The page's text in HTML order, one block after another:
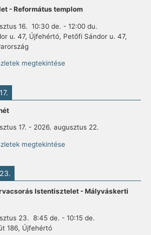
- Református templom
16. 10:30 de. - 12:00 du.
u. 47, Újfehértó, Petőfi Sándor u. 47,
megtekintése
17. - 2026. augusztus 22.
megtekintése
Istentisztelet - Mályváskerti
23. 8:45 de. - 10:15 de.
186, Újfehértó